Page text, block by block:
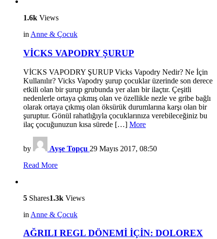
1.6k Views
in Anne & Çocuk
VİCKS VAPODRY ŞURUP
VİCKS VAPODRY ŞURUP Vicks Vapodry Nedir? Ne İçin
Kullanılır? Vicks Vapodry şurup çocuklar üzerinde son derece
etkili olan bir şurup grubunda yer alan bir ilaçtır. Çeşitli
nedenlerle ortaya çıkmış olan ve özellikle nezle ve gribe bağlı
olarak ortaya çıkmış olan öksürük durumlarına karşı olan bir
şuruptur. Gönül rahatlığıyla çocuklarınıza verebileceğiniz bu
ilaç çocuğunuzun kısa sürede […] More
by Ayşe Topçu 29 Mayıs 2017, 08:50
Read More
5 Shares1.3k Views
in Anne & Çocuk
AĞRILI REGL DÖNEMİ İÇİN: DOLOREX